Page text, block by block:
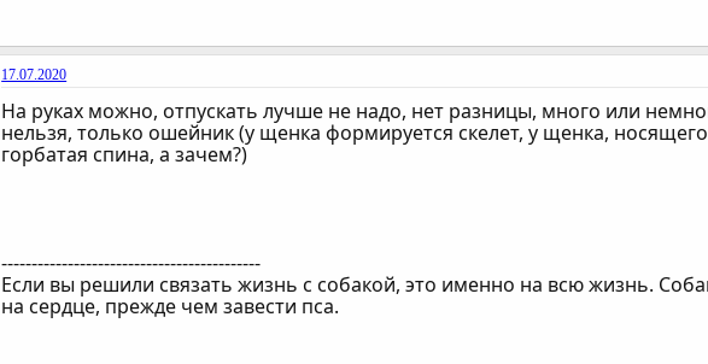
17.07.2020
На руках можно, отпускать лучше не надо, нет разницы, много или
нельзя, только ошейник (у щенка формируется скелет, у щенка,
горбатая спина, а зачем?)
-------------------------------------------
Если вы решили связать жизнь с собакой, это именно на всю жизнь.
на сердце, прежде чем завести пса.